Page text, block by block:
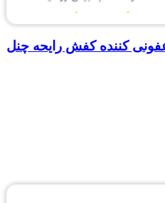
کننده کفش رایحه چنل